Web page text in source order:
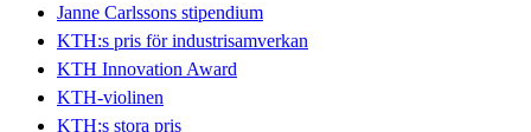
Janne Carlssons stipendium
KTH:s pris för industrisamverkan
KTH Innovation Award
KTH-violinen
KTH:s stora pris